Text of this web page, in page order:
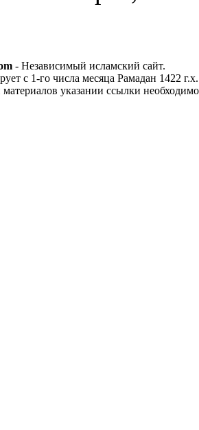
- Независимый исламский сайт.
с 1-го числа месяца Рамадан 1422 г.х.
указании ссылки